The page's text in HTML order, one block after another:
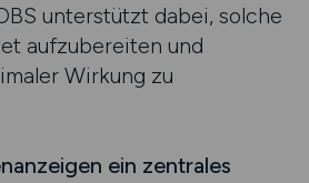
unterstützt dabei, solche
aufzubereiten und
Wirkung zu
ein zentrales